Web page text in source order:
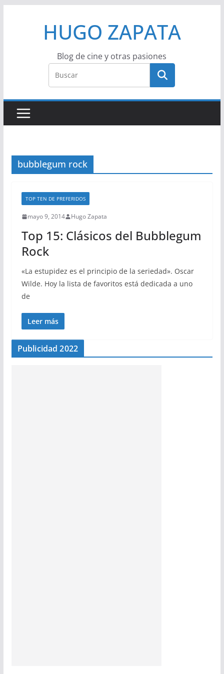
HUGO ZAPATA
Blog de cine y otras pasiones
bubblegum rock
TOP TEN DE PREFERIDOS
mayo 9, 2014 Hugo Zapata
Top 15: Clásicos del Bubblegum
Rock
«La estupidez es el principio de la seriedad». Oscar
Wilde. Hoy la lista de favoritos está dedicada a uno
de
Leer más
Publicidad 2022